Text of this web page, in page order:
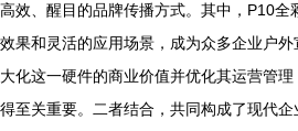
高效、醒目的品牌传播方式。其中，P10全
效果和灵活的应用场景，成为众多企业户
大化这一硬件的商业价值并优化其运营管
得至关重要。二者结合，共同构成了现代